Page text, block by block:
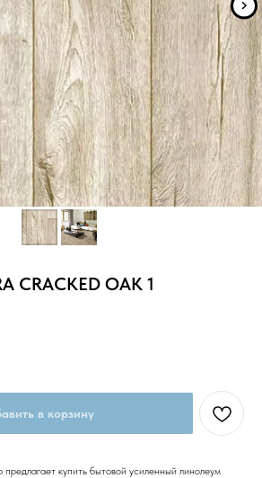
CRACKED OAK 1
в корзину
купить бытовой усиленный линолеум